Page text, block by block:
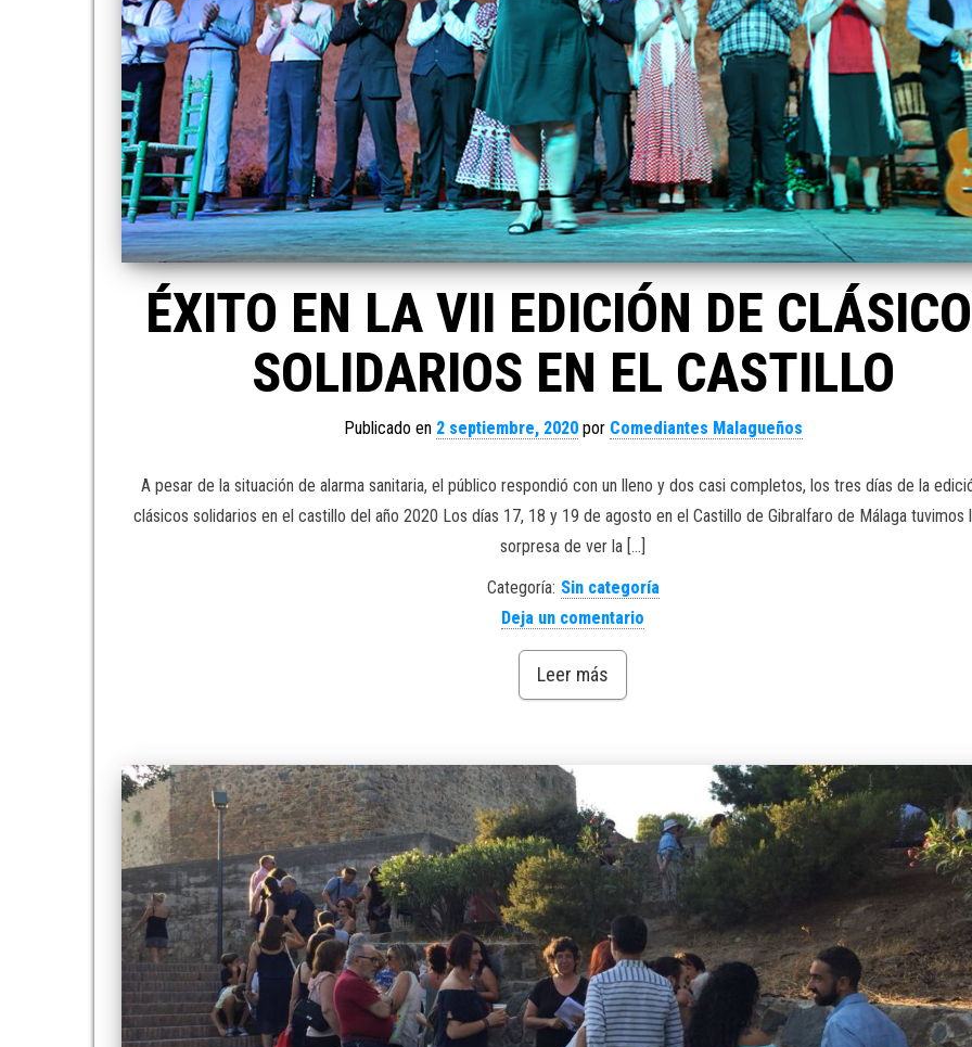
ÉXITO EN LA VII EDICIÓN DE
SOLIDARIOS EN EL CASTILLO
Publicado en 2 septiembre, 2020por Comediantes Malagueños
A pesar de la situación de alarma sanitaria, el público respondió con un lleno y dos casi completos, los tres días de la
clásicos solidarios en el castillo del año 2020 Los días 17, 18 y 19 de agosto en el Castillo de Gibralfaro de Málaga tuvimos
sorpresa de ver la […]
Categoría: Sin categoría
Deja un comentario
Leer más